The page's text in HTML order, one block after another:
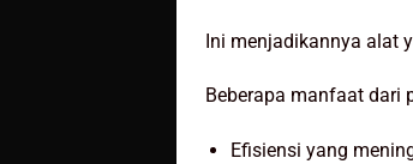
Ini menjadikannya alat
Beberapa manfaat dari
Efisiensi yang